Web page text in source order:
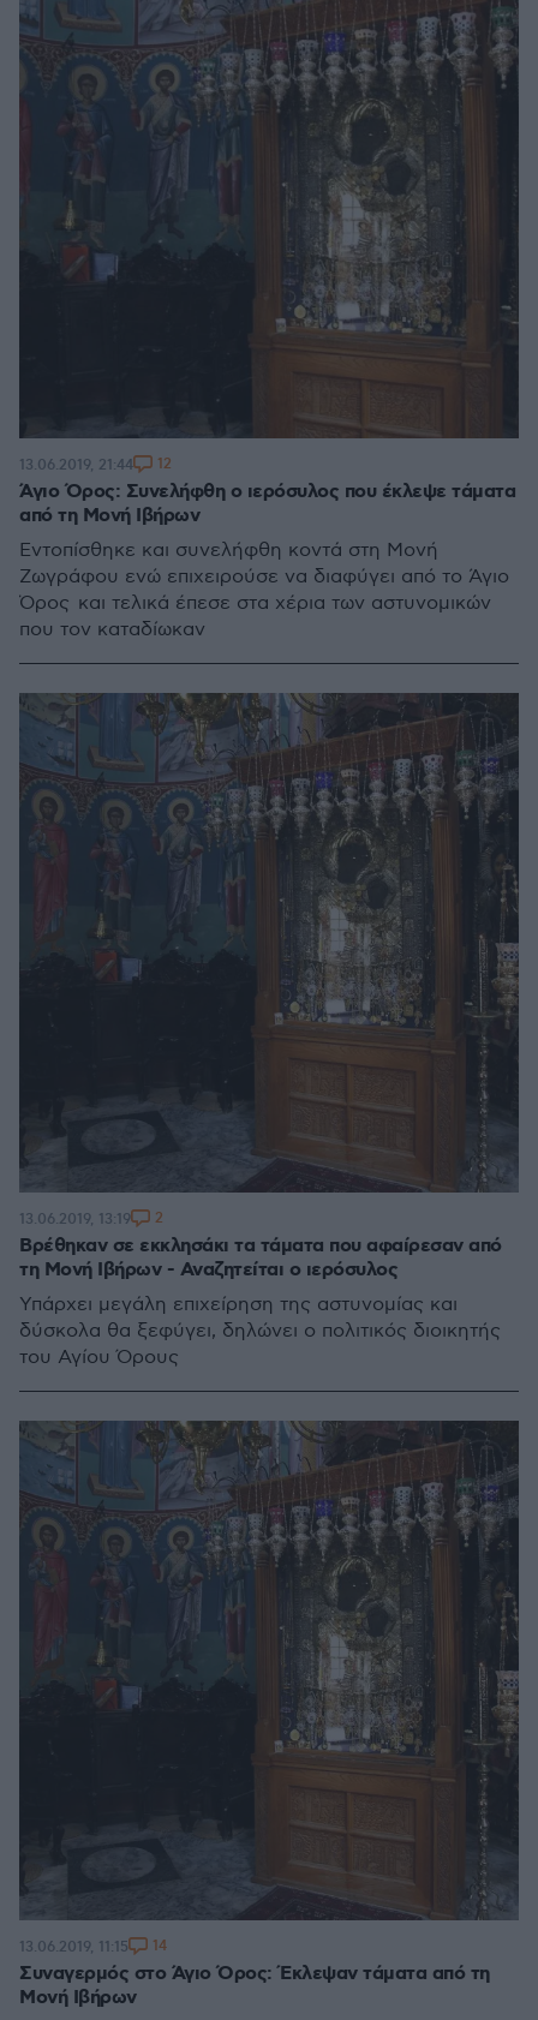
Άγιο Όρος: Συνελήφθη ο ιερόσυλος που έκλεψε τάματα
από τη Μονή Ιβήρων
Εντοπίσθηκε και συνελήφθη κοντά στη Μονή
Ζωγράφου ενώ επιχειρούσε να διαφύγει από το Άγιο
Όρος και τελικά έπεσε στα χέρια των αστυνομικών
που τον καταδίωκαν
13.06.2019, 21:44 12
Βρέθηκαν σε εκκλησάκι τα τάματα που αφαίρεσαν από
τη Μονή Ιβήρων - Αναζητείται ο ιερόσυλος
Υπάρχει μεγάλη επιχείρηση της αστυνομίας και
δύσκολα θα ξεφύγει, δηλώνει ο πολιτικός διοικητής
του Αγίου Όρους
13.06.2019, 13:19 2
Συναγερμός στο Άγιο Όρος: Έκλεψαν τάματα από τη
Μονή Ιβήρων
13.06.2019, 11:15 14